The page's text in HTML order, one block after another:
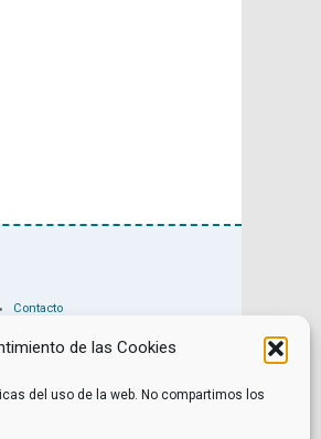
de las Cookies
del uso de la web. No compartimos los
Contacto
Política de privacidad
Facebook